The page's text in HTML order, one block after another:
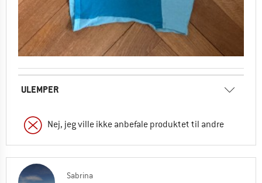
ULEMPER
Nej, jeg ville ikke anbefale produktet til andre
Sabrina